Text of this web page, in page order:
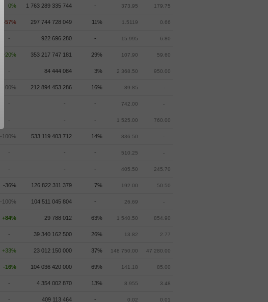
0% 1 763 289 335 744 - 373.95 179.75
-57% 297 744 728 049 11% 1.5119 0.66
- 922 696 280 - 15.995 6.80
-20% 353 217 747 181 29% 107.90 59.60
- 84 444 084 3% 2 368.50 950.00
-100% 212 894 453 286 16% 89.85 -
- - - 742.00 -
- - - 1 525.00 760.00
-100% 533 119 403 712 14% 836.50 -
- - - 510.25 -
- - - 405.50 245.70
-36% 126 822 311 379 7% 192.00 50.50
-100% 104 511 045 804 - 26.69 -
+84% 29 788 012 63% 1 540.50 854.90
- 39 340 162 500 26% 13.82 2.77
+33% 23 012 150 000 37% 148 750.00 47 280.00
-16% 104 036 420 000 69% 141.18 85.00
- 4 354 002 870 13% 8.955 3.48
- 409 113 464 - 0.02 0.01